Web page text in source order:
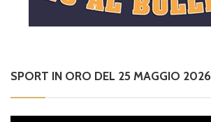
SPORT IN ORO DEL 25 MAGGIO 2026